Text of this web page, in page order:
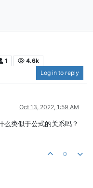
1
4.6k
Log in to reply
Oct 13, 2022, 1:59 AM
么类似于公式的关系吗？
0